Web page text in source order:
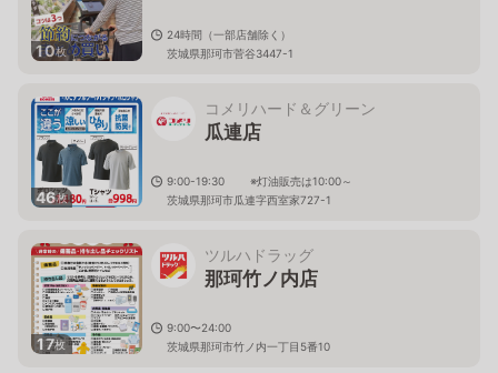
10枚
24時間（一部店舗除く）
茨城県那珂市菅谷3447-1
46枚
コメリハード＆グリーン
瓜連店
9:00-19:30 ※灯油販売は10:00～
茨城県那珂市瓜連字西室家727-1
17枚
ツルハドラッグ
那珂竹ノ内店
9:00〜24:00
茨城県那珂市竹ノ内一丁目5番10